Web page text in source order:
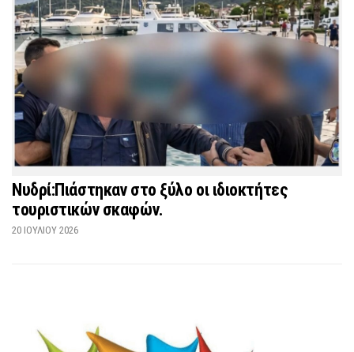
Νυδρί:Πιάστηκαν στο ξύλο οι ιδιοκτήτες
τουριστικών σκαφών.
20 ΙΟΥΛΊΟΥ 2026